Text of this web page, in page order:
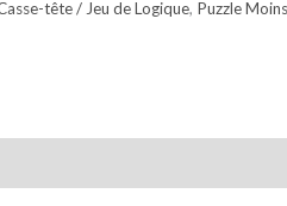
tête / Jeu de Logique, Puzzle